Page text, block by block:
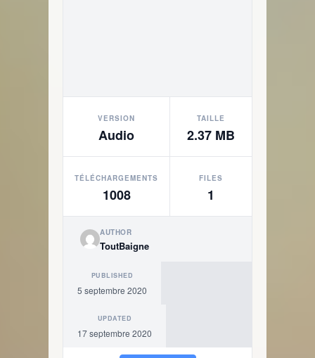
VERSION
Audio
TAILLE
2.37 MB
TÉLÉCHARGEMENTS
1008
FILES
1
AUTHOR
ToutBaigne
PUBLISHED
5 septembre 2020
UPDATED
17 septembre 2020